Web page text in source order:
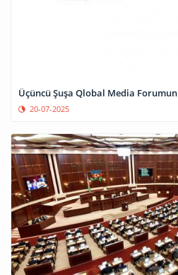
Üçüncü Şuşa Qlobal Media
20-07-2025